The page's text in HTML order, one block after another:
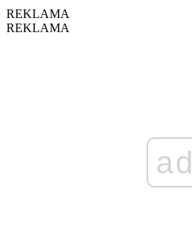
REKLAMA
REKLAMA
ad